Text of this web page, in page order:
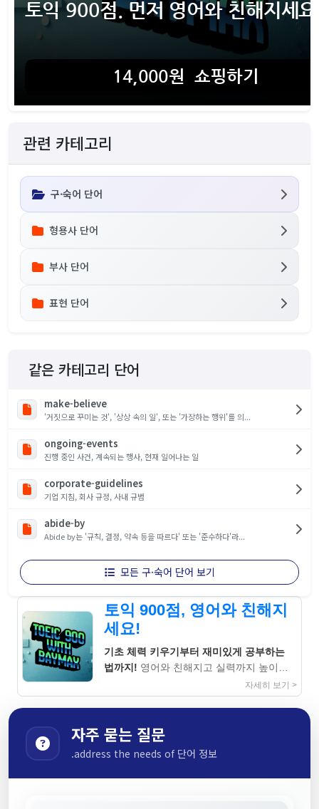
관련 카테고리
구·숙어 단어
형용사 단어
부사 단어
표현 단어
같은 카테고리 단어
make-believe
'거짓으로 꾸미는 것', '상상 속의 일', 또는 '가장하는 행위'를 의...
ongoing-events
진행 중인 사건, 계속되는 행사, 현재 일어나는 일
corporate-guidelines
기업 지침, 회사 규정, 사내 규범
abide-by
Abide by는 '규칙, 결정, 약속 등을 따르다' 또는 '준수하다'라...
모든 구·숙어 단어 보기
토익 900점, 영어와 친해지
세요!
기초 체력 키우기부터 재미있게 공부하는
법까지! 영어와 친해지고 실력까지 높이는
자세히 보기 >
자주 묻는 질문
.address the needs of 단어 정보